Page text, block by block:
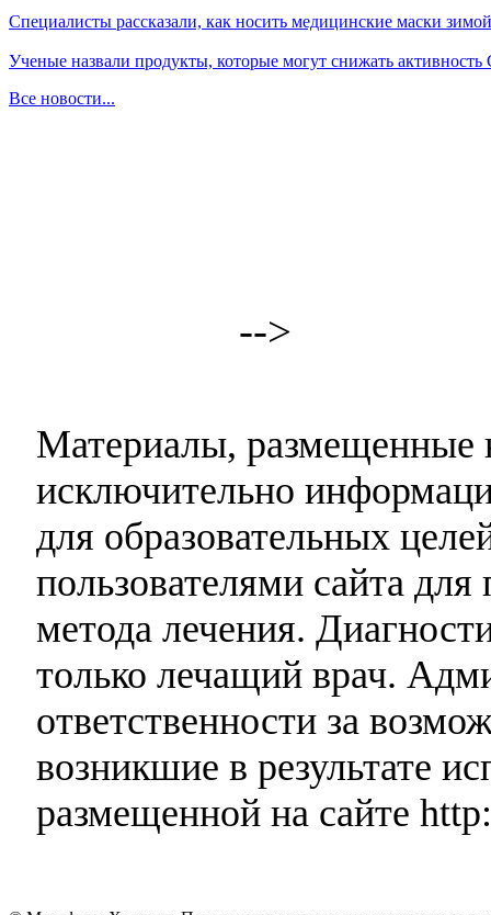
Специалисты рассказали, как носить медицинские маски зимой
Ученые назвали продукты, которые могут снижать
Все новости...
-->
Материалы, размещенные
исключительно
для образовательных
пользователями сайта
метода лечения.
только лечащий врач.
ответственности за
возникшие в результате
размещенной на сайте